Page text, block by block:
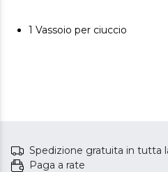
1 Vassoio per ciuccio
Spedizione gratuita in tutta
Paga a rate